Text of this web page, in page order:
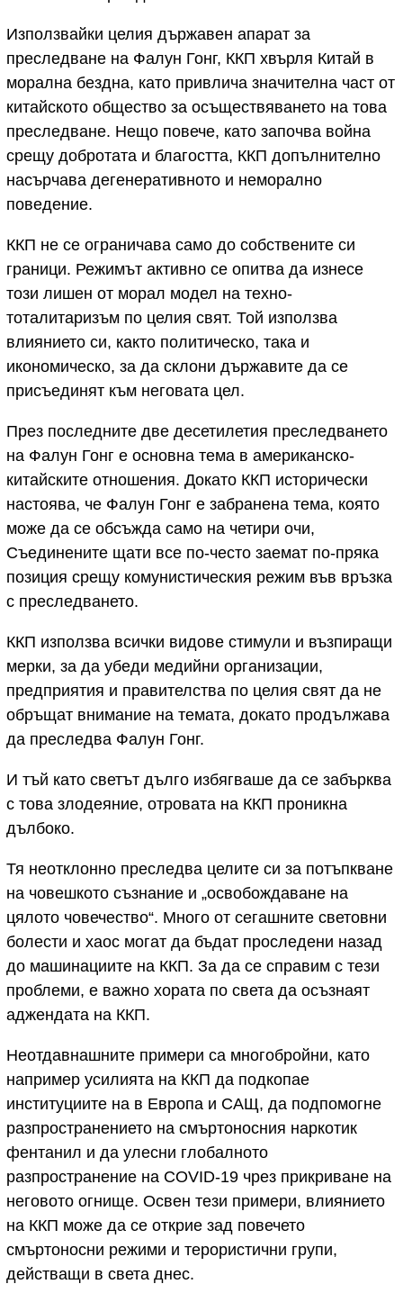
Използвайки целия държавен апарат за
преследване на Фалун Гонг, ККП хвърля Китай в
морална бездна, като привлича значителна част от
китайското общество за осъществяването на това
преследване. Нещо повече, като започва война
срещу добротата и благостта, ККП допълнително
насърчава дегенеративното и неморално
поведение.
ККП не се ограничава само до собствените си
граници. Режимът активно се опитва да изнесе
този лишен от морал модел на техно-
тоталитаризъм по целия свят. Той използва
влиянието си, както политическо, така и
икономическо, за да склони държавите да се
присъединят към неговата цел.
През последните две десетилетия преследването
на Фалун Гонг е основна тема в американско-
китайските отношения. Докато ККП исторически
настоява, че Фалун Гонг е забранена тема, която
може да се обсъжда само на четири очи,
Съединените щати все по-често заемат по-пряка
позиция срещу комунистическия режим във връзка
с преследването.
ККП използва всички видове стимули и възпиращи
мерки, за да убеди медийни организации,
предприятия и правителства по целия свят да не
обръщат внимание на темата, докато продължава
да преследва Фалун Гонг.
И тъй като светът дълго избягваше да се забърква
с това злодеяние, отровата на ККП проникна
дълбоко.
Тя неотклонно преследва целите си за потъпкване
на човешкото съзнание и „освобождаване на
цялото човечество“. Много от сегашните световни
болести и хаос могат да бъдат проследени назад
до машинациите на ККП. За да се справим с тези
проблеми, е важно хората по света да осъзнаят
аджендата на ККП.
Неотдавнашните примери са многобройни, като
например усилията на ККП да подкопае
институциите на в Европа и САЩ, да подпомогне
разпространението на смъртоносния наркотик
фентанил и да улесни глобалното
разпространение на COVID-19 чрез прикриване на
неговото огнище. Освен тези примери, влиянието
на ККП може да се открие зад повечето
смъртоносни режими и терористични групи,
действащи в света днес.